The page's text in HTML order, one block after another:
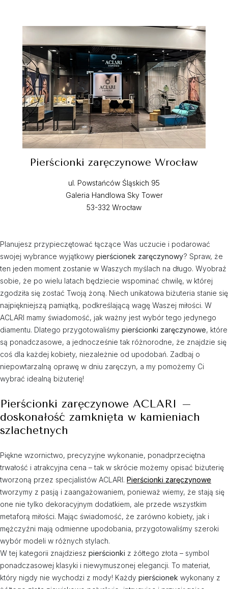
Pierścionki zaręczynowe Wrocław
ul. Powstańców Śląskich 95
Galeria Handlowa Sky Tower
53-332 Wrocław
Planujesz przypieczętować łączące Was uczucie i podarować
swojej wybrance wyjątkowy pierścionek zaręczynowy? Spraw, że
ten jeden moment zostanie w Waszych myślach na długo. Wyobraź
sobie, że po wielu latach będziecie wspominać chwilę, w której
zgodziła się zostać Twoją żoną. Niech unikatowa biżuteria stanie się
najpiękniejszą pamiątką, podkreślającą wagę Waszej miłości. W
ACLARI mamy świadomość, jak ważny jest wybór tego jedynego
diamentu. Dlatego przygotowaliśmy pierścionki zaręczynowe, które
są ponadczasowe, a jednocześnie tak różnorodne, że znajdzie się
coś dla każdej kobiety, niezależnie od upodobań. Zadbaj o
niepowtarzalną oprawę w dniu zaręczyn, a my pomożemy Ci
wybrać idealną biżuterię!
Pierścionki zaręczynowe ACLARI –
doskonałość zamknięta w kamieniach
szlachetnych
Piękne wzornictwo, precyzyjne wykonanie, ponadprzeciętna
trwałość i atrakcyjna cena – tak w skrócie możemy opisać biżuterię
tworzoną przez specjalistów ACLARI. Pierścionki zaręczynowe
tworzymy z pasją i zaangażowaniem, ponieważ wiemy, że stają się
one nie tylko dekoracyjnym dodatkiem, ale przede wszystkim
metaforą miłości. Mając świadomość, że zarówno kobiety, jak i
mężczyźni mają odmienne upodobania, przygotowaliśmy szeroki
wybór modeli w różnych stylach.
W tej kategorii znajdziesz pierścionki z żółtego złota – symbol
ponadczasowej klasyki i niewymuszonej elegancji. To materiał,
który nigdy nie wychodzi z mody! Każdy pierścionek wykonany z